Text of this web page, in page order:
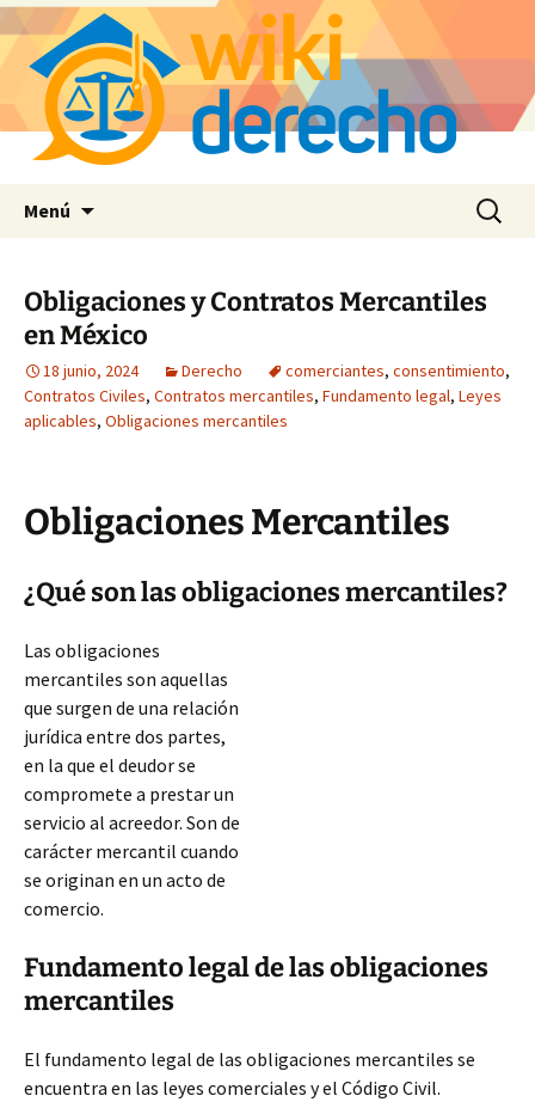
Menú Buscar:
Obligaciones y Contratos Mercantiles
en México
18 junio, 2024 Derecho comerciantes, consentimiento,
Contratos Civiles, Contratos mercantiles, Fundamento legal, Leyes
aplicables, Obligaciones mercantiles
Obligaciones Mercantiles
¿Qué son las obligaciones mercantiles?
Las obligaciones
mercantiles son aquellas
que surgen de una relación
jurídica entre dos partes,
en la que el deudor se
compromete a prestar un
servicio al acreedor. Son de
carácter mercantil cuando
se originan en un acto de
comercio.
Fundamento legal de las obligaciones
mercantiles
El fundamento legal de las obligaciones mercantiles se
encuentra en las leyes comerciales y el Código Civil.